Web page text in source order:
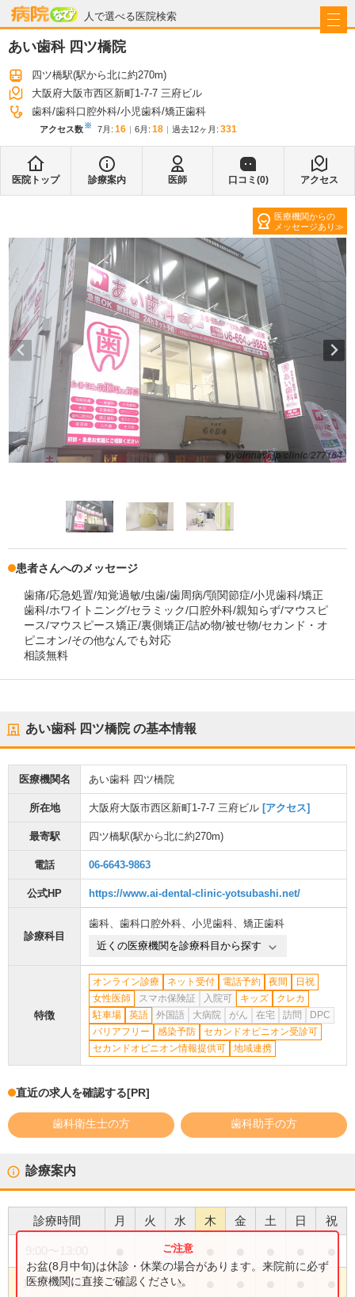
人で選べる医院検索
病院なび
あい歯科 四ツ橋院
四ツ橋駅(駅から北に約270m)
大阪府大阪市西区新町1-7-7 三府ビル
歯科 歯科口腔外科 小児歯科 矯正歯科
アクセス数※ 7月 : 16 6月 : 18 過去12ヶ月: 331
医院トップ 診療案内 医師 口コミ(0) アクセス
医療機関からの
メッセージあり
患者さんへのメッセージ
歯痛/応急処置/知覚過敏/虫歯/歯周病/顎関節症/小児歯科/矯正
歯科/ホワイトニング/セラミック/口腔外科/親知らず/マウスピ
ース/マウスピース矯正/裏側矯正/詰め物/被せ物/セカンド・オ
ピニオン/その他なんでも対応
相談無料
あい歯科 四ツ橋院の基本情報
医療機関名 あい歯科 四ツ橋院
所在地 大阪府大阪市西区新町1-7-7 三府ビル [アクセス]
最寄駅 四ツ橋駅(駅から北に約270m)
電話 06-6643-9863
公式HP https://www.ai-dental-clinic-yotsubashi.net/
診療科目
歯科、 歯科口腔外科、 小児歯科、 矯正歯科
近くの医療機関を診療科目から探す
特徴
オンライン診療 ネット受付 電話予約 夜間
日祝
女性医師
スマホ保険証 入院可 キッズ
クレカ
駐車場
英語 外国語 大病院 がん 在宅 訪問
DPC
バリアフリー
感染予防
セカンドオピニオン受診可
セカンドオピニオン情報提供可
地域連携
直近の求人を確認する[PR]
歯科衛生士の方 歯科助手の方
診療案内
診療時間 月 火 水 木 金 土 日 祝
●
14:00〜22:00 ● ●
お盆(8月中旬)は休診・休業の場合があります。来院前に必ず
医療機関に直接ご確認ください。